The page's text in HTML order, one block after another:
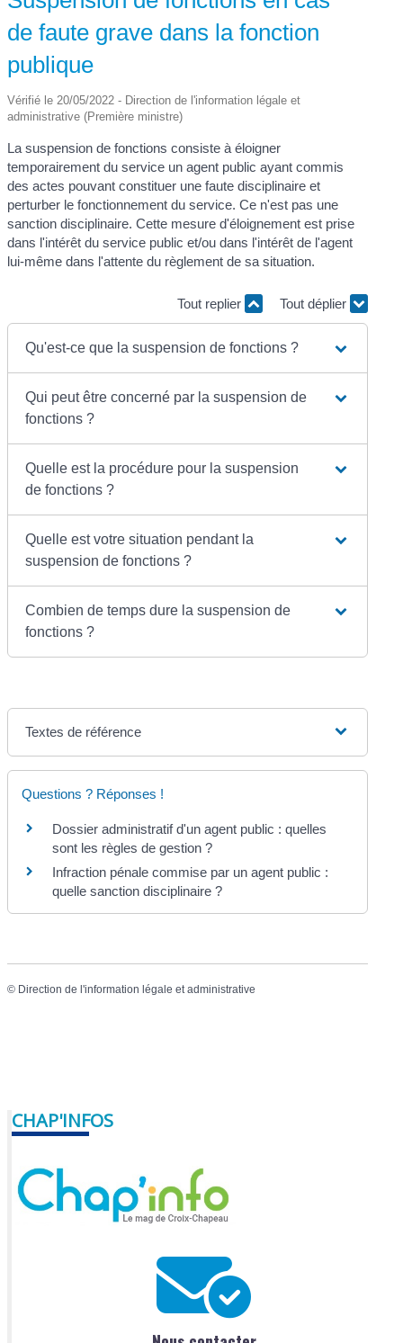
de faute grave dans la fonction
publique
Vérifié le 20/05/2022 - Direction de l'information légale et
administrative (Première ministre)
La suspension de fonctions consiste à éloigner
temporairement du service un agent public ayant commis
des actes pouvant constituer une faute disciplinaire et
perturber le fonctionnement du service. Ce n'est pas une
sanction disciplinaire. Cette mesure d'éloignement est prise
dans l'intérêt du service public et/ou dans l'intérêt de l'agent
lui-même dans l'attente du règlement de sa situation.
Tout replier Tout déplier
Qu'est-ce que la suspension de fonctions ?
Qui peut être concerné par la suspension de
fonctions ?
Quelle est la procédure pour la suspension
de fonctions ?
Quelle est votre situation pendant la
suspension de fonctions ?
Combien de temps dure la suspension de
fonctions ?
Textes de référence
Questions ? Réponses !
Dossier administratif d'un agent public : quelles
sont les règles de gestion ?
Infraction pénale commise par un agent public :
quelle sanction disciplinaire ?
© Direction de l'information légale et administrative
CHAP'INFOS